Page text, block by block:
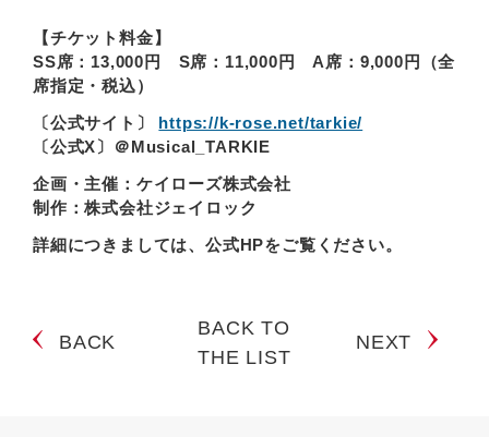
【チケット料金】
SS席：13,000円 S席：11,000円 A席：9,000円（全
席指定・税込）
〔公式サイト〕 https://k-rose.net/tarkie/
〔公式X〕＠Musical_TARKIE
企画・主催：ケイローズ株式会社
制作：株式会社ジェイロック
詳細につきましては、公式HPをご覧ください。
BACK
BACK TO
THE LIST
NEXT